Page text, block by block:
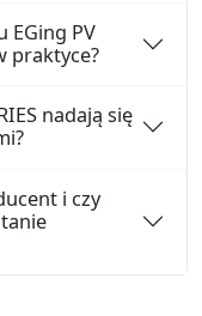
EGing PV
praktyce?
nadają się
i czy